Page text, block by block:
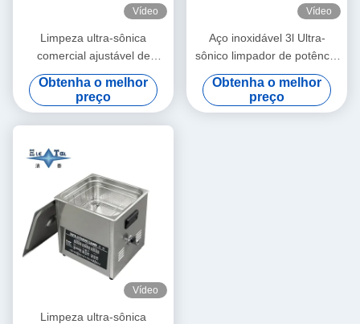
Vídeo
Limpeza ultra-sônica
comercial ajustável de
potência 6L Limpezas ultra-
sônicas digitais 70W - 180W
Obtenha o melhor
preço
Vídeo
Aço inoxidável 3l Ultra-
sônico limpador de potência
ajustável pequenos ultra-
sônicos limpadores
inteligentes
Obtenha o melhor
preço
Vídeo
Limpeza ultra-sônica